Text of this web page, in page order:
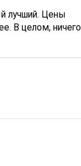
лучший. Цены
В целом, ничего